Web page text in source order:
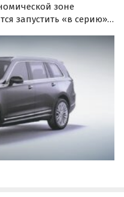
зоне
запустить «в серию»
станут известны в